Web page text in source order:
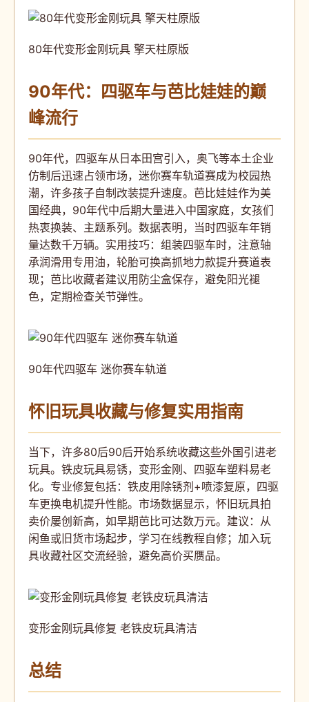
80年代变形金刚玩具 擎天柱原版
90年代：四驱车与芭比娃娃的巅
峰流行
90年代，四驱车从日本田宫引入，奥飞等本土企业
仿制后迅速占领市场，迷你赛车轨道赛成为校园热
潮，许多孩子自制改装提升速度。芭比娃娃作为美
国经典，90年代中后期大量进入中国家庭，女孩们
热衷换装、主题系列。数据表明，当时四驱车年销
量达数千万辆。实用技巧：组装四驱车时，注意轴
承润滑用专用油，轮胎可换高抓地力款提升赛道表
现；芭比收藏者建议用防尘盒保存，避免阳光褪
色，定期检查关节弹性。
90年代四驱车 迷你赛车轨道
怀旧玩具收藏与修复实用指南
当下，许多80后90后开始系统收藏这些外国引进老
玩具。铁皮玩具易锈，变形金刚、四驱车塑料易老
化。专业修复包括：铁皮用除锈剂+喷漆复原，四驱
车更换电机提升性能。市场数据显示，怀旧玩具拍
卖价屡创新高，如早期芭比可达数万元。建议：从
闲鱼或旧货市场起步，学习在线教程自修；加入玩
具收藏社区交流经验，避免高价买赝品。
变形金刚玩具修复 老铁皮玩具清洁
总结